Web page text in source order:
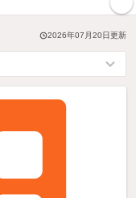
2026年07月20日更新